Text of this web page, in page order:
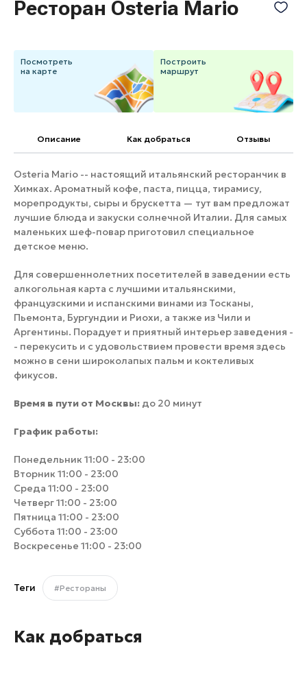
Банные комплексы
Спецпроекты
Инвестиционный портал
Федоскинская фабрика
Пикник в Подмосковье
Золотое кольцо России
Войти
Инвесторам
Особо охраняемые
природные территории
Ресторан Osteria Mario
Посмотреть
на карте
Построить
маршрут
Описание Как добраться Отзывы
Osteria Mario -- настоящий итальянский ресторанчик в
Химках. Ароматный кофе, паста, пицца, тирамису,
морепродукты, сыры и брускетта — тут вам предложат
лучшие блюда и закуски солнечной Италии. Для самых
маленьких шеф-повар приготовил специальное
детское меню.
Для совершеннолетних посетителей в заведении есть
алкогольная карта с лучшими итальянскими,
французскими и испанскими винами из Тосканы,
Пьемонта, Бургундии и Риохи, а также из Чили и
Аргентины. Порадует и приятный интерьер заведения -
- перекусить и с удовольствием провести время здесь
можно в сени широколапых пальм и коктеливых
фикусов.
Время в пути от Москвы: до 20 минут
График работы:
Понедельник 11:00 - 23:00
Вторник 11:00 - 23:00
Среда 11:00 - 23:00
Четверг 11:00 - 23:00
Пятница 11:00 - 23:00
Суббота 11:00 - 23:00
Воскресенье 11:00 - 23:00
Теги #Рестораны
Как добраться